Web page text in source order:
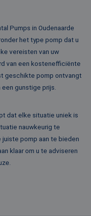
Pumps in Oudenaarde
het type pomp dat u
vereisten van uw
van een kostenefficiënte
geschikte pomp ontvangt
gunstige prijs.
dat elke situatie uniek is
nauwkeurig te
pomp aan te bieden
klaar om u te adviseren
MSN 1st party
die zorgt voor de
goede werking
deze website.
Dit is een
MSN 1st party
die we gebruiken
het gebruik van
website voor
weken
Facebook om een
te leveren, zoals
realtime bieden
externe